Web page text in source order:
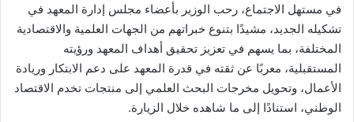
في مستهل الاجتماع، رحب الوزير بأعضاء مجلس إدارة المعهد في
تشكيله الجديد، مشيدًا بتنوع خبراتهم من الجهات العلمية والاقتصادية
المختلفة، بما يسهم في تعزيز تحقيق أهداف المعهد ورؤيته
المستقبلية، معربًا عن ثقته في قدرة المعهد على دعم الابتكار وريادة
الأعمال، وتحويل مخرجات البحث العلمي إلى منتجات تخدم الاقتصاد
الوطني، استنادًا إلى ما شاهده خلال الزيارة.